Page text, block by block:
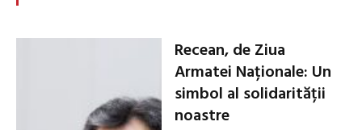
Recean, de Ziua
Armatei Naționale: Un
simbol al solidarității
noastre